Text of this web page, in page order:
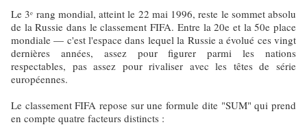
Le 3ᵉ rang mondial, atteint le 22 mai 1996, reste le sommet absolu
de la Russie dans le classement FIFA. Entre la 20e et la 50e place
mondiale — c'est l'espace dans lequel la Russie a évolué ces vingt
dernières années, assez pour figurer parmi les nations
respectables, pas assez pour rivaliser avec les têtes de série
européennes.
Le classement FIFA repose sur une formule dite "SUM" qui prend
en compte quatre facteurs distincts :